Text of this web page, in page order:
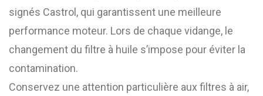
signés Castrol, qui garantissent une meilleure
performance moteur. Lors de chaque vidange, le
changement du filtre à huile s’impose pour éviter la
contamination.
Conservez une attention particulière aux filtres à air,